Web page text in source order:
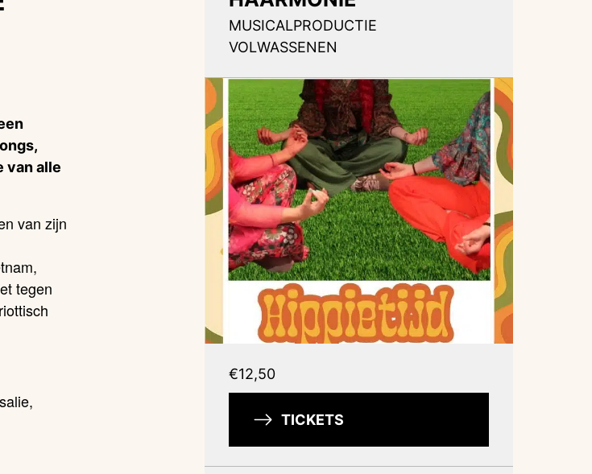
van alle
van zijn
tegen
MUSICALPRODUCTIE
VOLWASSENEN
€12,50
TICKETS